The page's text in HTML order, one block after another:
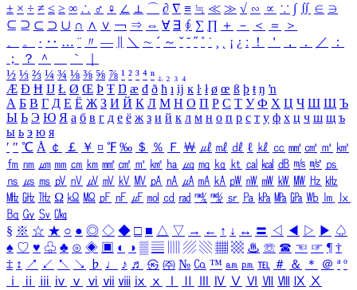
± × ÷ ≠ ≤ ≥ ∞ ∴ ♂ ♀ ∠ ⊥ ⌒ ∂ ∇ ≡ ≒ ≪ ≫ √ ∽ ∝ ∵ ∫ ∬ ∈ ∋
⊆ ⊇ ⊂ ⊃ ∪ ∩ ∧ ∨ ￢ ⇒ ⇔ ∀ ∃ ∮ ∑ ∏ ＋ － ＜ ＝
＞
、
。 · ‥ … ¨ 〃 ― ＼ ∼ ´ ～ ˇ ˘ ˝ ˚ ˙ ¸ ¡ ¿ ː ！ ＇ ， ． ／
：
；
？ ＾ ｀
½ ⅓ ⅔ ¼ ¾ ⅛ ⅜ ⅝ ⅞ ¹ ² ³ ⁴ ⁿ ₁ ₂ ₃ ₄
Æ Ð Ħ Ĳ Ł Ø Œ Þ Ŧ Ŋ æ đ ð ħ ı ĳ ĸ ŀ ł ø œ ß þ ŧ ŋ ŉ
А Б В Г Д Е Ё Ж З И Й К Л М Н О П Р С Т У Ф Х Ц Ч Ш Щ Ъ
Ы Ь Э Ю Я а б в г д е ё ж з и й к л м н о п р с т у ф х ц ч ш щ ъ
ы ь э ю я
′ ″ ℃ Å ￠ ￡ ￥ ¤ ℉ ‰ ＄ ％ Ｆ ￦ ㎕ ㎖ ㎗ ℓ ㎘ ㏄ ㎣ ㎤ ㎥ ㎦
㎙ ㎚ ㎛ ㎜ ㎝ ㎞ ㎟ ㎠ ㎡ ㎢ ㏊ ㎍ ㎎ ㎏ ㏏ ㎈ ㎉ ㏈ ㎧ ㎨ ㎰
㎱ ㎲ ㎳ ㎴ ㎵ ㎶ ㎷ ㎸ ㎹ ㎀ ㎁ ㎂ ㎃ ㎄ ㎺ ㎻ ㎽ ㎾ ㎿ ㎐ ㎑
㎒ ㎓ ㎔ Ω ㏀ ㏁ ㎊ ㎋ ㎌ ㏖ ㏅ ㎭ ㎮ ㎯ ㏛ ㎩ ㎪ ㎫ ㎬ ㏝ ㏐
㏓
㏃ ㏉ ㏜ ㏆
§ ※ ☆ ★ ○ ● ◎ ◇ ◆ □ ■ △ ▽ → ← ↑ ↓ ↔ 〓 ◁ ◀ ▷ ▶ ♤
♠ ♡ ♥ ♧ ♣ ⊙ ◈ ▣ ◐ ◑ ▒ ▤ ▨ ▧ ▦ ▩ ♨ ☏ ☎ ☜ ☞ ¶ †
‡ ↕ ↗ ↙ ↖ ↘ ♭ ♩ ♪ ♬ ㉿ ㈜ № ㏇ ™ ㏂ ㏘ ℡ ＃ ＆ ＊ ＠ ª º
ⅰ
ⅱ ⅲ ⅳ ⅴ ⅵ ⅶ ⅷ ⅸ ⅹ Ⅳ Ⅴ Ⅵ Ⅶ Ⅷ Ⅸ Ⅹ